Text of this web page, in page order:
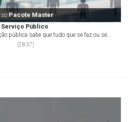
Pacote Master
Público
pública sabe que tudo que se faz ou se
legal. Inc...
(2837)